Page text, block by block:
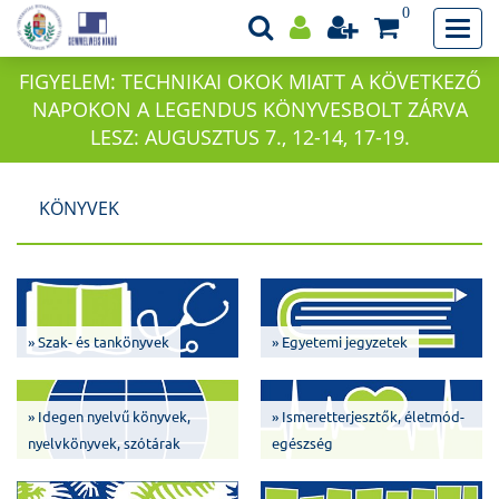
0
FIGYELEM: TECHNIKAI OKOK MIATT A KÖVETKEZŐ
NAPOKON A LEGENDUS KÖNYVESBOLT ZÁRVA
LESZ: AUGUSZTUS 7., 12-14, 17-19.
KÖNYVEK
» Szak- és tankönyvek » Egyetemi jegyzetek
» Idegen nyelvű könyvek,
nyelvkönyvek, szótárak
» Ismeretterjesztők, életmód-
egészség